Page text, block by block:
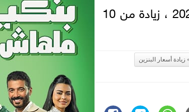
سجل سعر غاز تموين السيارات اليوم الثلاثاء 7 يوليو 2026 ، زيادة من 10
زيادة أسعار البنزين